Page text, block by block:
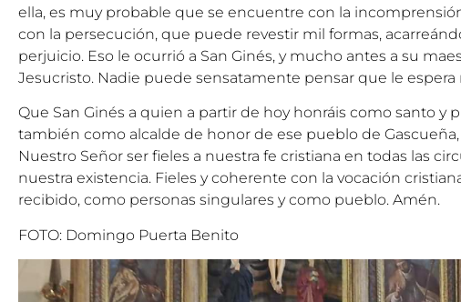
ella, es muy probable que se encuentre con la
con la persecución, que puede revestir mil formas,
perjuicio. Eso le ocurrió a San Ginés, y mucho antes a su
Jesucristo. Nadie puede sensatamente pensar que le
Que San Ginés a quien a partir de hoy honráis como santo y
también como alcalde de honor de ese pueblo de
Nuestro Señor ser fieles a nuestra fe cristiana en todas las
nuestra existencia. Fieles y coherente con la vocación
recibido, como personas singulares y como pueblo. Amén.
FOTO: Domingo Puerta Benito